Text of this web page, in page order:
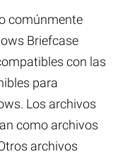
comúnmente
Briefcase
con las
para
Los archivos
como archivos
archivos